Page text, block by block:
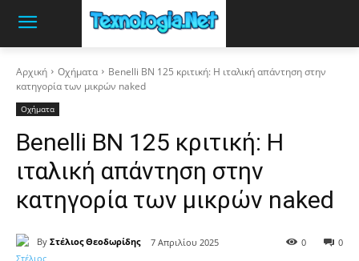
Αρχική Οχήματα
Benelli BN 125 κριτική: Η ιταλική απάντηση στην
κατηγορία των μικρών naked
Οχήματα
Benelli BN 125 κριτική: Η
ιταλική απάντηση στην
κατηγορία των μικρών naked
By Στέλιος Θεοδωρίδης 7 Απριλίου 2025 0
0